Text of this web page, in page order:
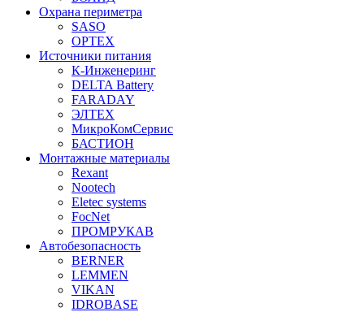
Охрана периметра
SASO
OPTEX
Источники питания
К-Инженеринг
DELTA Battery
FARADAY
ЭЛТЕХ
МикроКомСервис
БАСТИОН
Монтажные материалы
Rexant
Nootech
Eletec systems
FocNet
ПРОМРУКАВ
Автобезопасность
BERNER
LEMMEN
VIKAN
IDROBASE